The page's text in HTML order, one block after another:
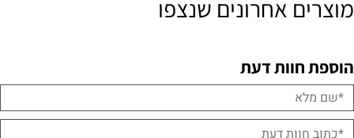
מוצרים אחרונים שנצפו
הוספת חוות דעת